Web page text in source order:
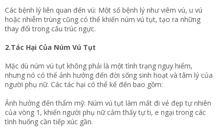
Các bệnh lý liên quan đến vú: Một số bệnh lý như viêm vú, u vú
hoặc nhiễm trùng cũng có thể khiến núm vú tụt, tạo ra những
thay đổi trong cấu trúc ngực.
2.Tác Hại Của Núm Vú Tụt
Mặc dù núm vú tụt không phải là một tình trạng nguy hiểm,
nhưng nó có thể ảnh hưởng đến đời sống sinh hoạt và tâm lý của
người phụ nữ. Các tác hại có thể kể đến bao gồm:
Ảnh hưởng đến thẩm mỹ: Núm vú tụt làm mất đi vẻ đẹp tự nhiên
của vòng 1, khiến người phụ nữ cảm thấy tự ti, e ngại trong các
tình huống cần tiếp xúc gần.